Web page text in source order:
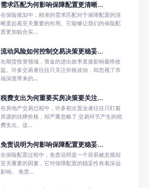
需求匹配为何影响保障配置更清晰...
在保险规划中，精准的需求匹配对于保障配置的清
晰度起着至关重要的作用。它能够让我们的保险配
置更加贴合实...
流动风险如何控制交易决策更稳妥...
在期货投资领域，资金的进出效率直接影响最终收
益。许多交易者往往只关注价格波动，却忽视了市
场深度带来的...
税费支出为何重要买房决策要关注...
在房地产交易过程中，许多初次置业者往往只盯着
房源的挂牌价格，却严重忽略了 交易环节产生的税
费支出。这...
免责说明为何影响保障配置更稳妥...
在保险配置过程中，免责说明是一个容易被忽视却
至关重要的因素，它对保障配置的稳妥性有着深远
影响。 免责...